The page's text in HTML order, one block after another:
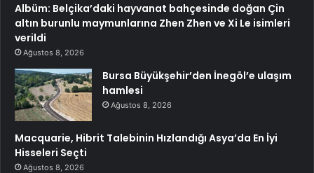
Albüm: Belçika’daki hayvanat bahçesinde doğan Çin
altın burunlu maymunlarına Zhen Zhen ve Xi Le isimleri
verildi
Ağustos 8, 2026
Bursa Büyükşehir’den İnegöl’e ulaşım
hamlesi
Ağustos 8, 2026
Macquarie, Hibrit Talebinin Hızlandığı Asya’da En İyi
Hisseleri Seçti
Ağustos 8, 2026